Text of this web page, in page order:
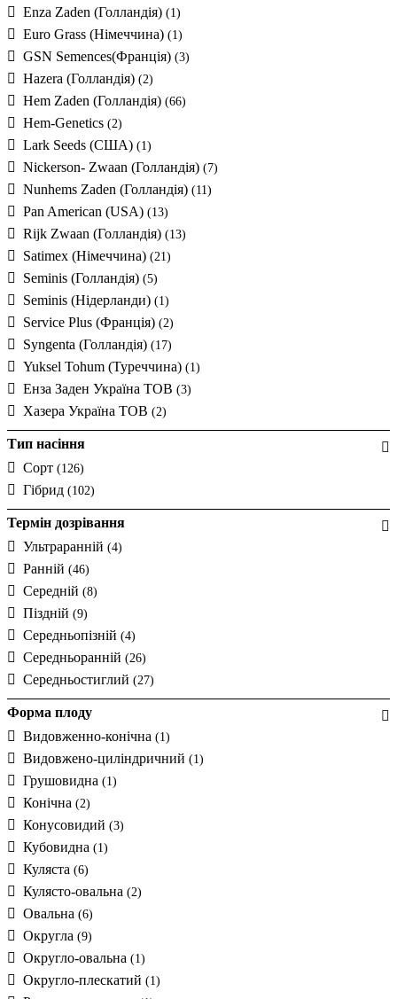
Enza Zaden (Голландія) (1)
Euro Grass (Німеччина) (1)
GSN Semences(Франція) (3)
Hazera (Голландія) (2)
Hem Zaden (Голландія) (66)
Hem-Genetics (2)
Lark Seeds (США) (1)
Nickerson- Zwaan (Голландія) (7)
Nunhems Zaden (Голландія) (11)
Pan American (USA) (13)
Rijk Zwaan (Голландія) (13)
Satimex (Німеччина) (21)
Seminis (Голландія) (5)
Seminis (Нідерланди) (1)
Service Plus (Франція) (2)
Syngenta (Голландія) (17)
Yuksel Tohum (Туреччина) (1)
Енза Заден Україна ТОВ (3)
Хазера Україна ТОВ (2)
Тип насіння
Сорт (126)
Гібрид (102)
Термін дозрівання
Ультраранній (4)
Ранній (46)
Середній (8)
Піздній (9)
Середньопізній (4)
Середньоранній (26)
Середньостиглий (27)
Форма плоду
Видовженно-конічна (1)
Видовжено-циліндричний (1)
Грушовидна (1)
Конічна (2)
Конусовидий (3)
Кубовидна (1)
Куляста (6)
Кулясто-овальна (2)
Овальна (6)
Округла (9)
Округло-овальна (1)
Округло-плескатий (1)